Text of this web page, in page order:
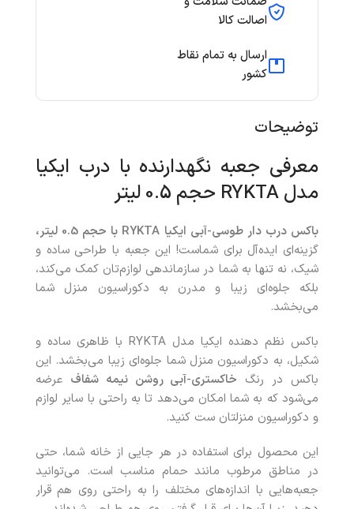
اصالت کالا
ارسال به تمام نقاط
کشور
توضیحات
معرفی جعبه نگهدارنده با درب ایکیا
مدل RYKTA حجم 0.5 لیتر
باکس درب‌ دار طوسی-آبی ایکیا RYKTA با حجم 0.5 لیتر،
گزینه‌ای ایده‌آل برای شماست! این جعبه با طراحی ساده و
شیک، نه تنها به شما در سازماندهی لوازم‌تان کمک می‌کند،
بلکه جلوه‌ای زیبا و مدرن به دکوراسیون منزل شما
می‌بخشد.
باکس نظم دهنده ایکیا مدل RYKTA با ظاهری ساده و
شکیل، به دکوراسیون منزل شما جلوه‌ای زیبا می‌بخشد. این
باکس در رنگ خاکستری-آبی روشن نیمه شفاف عرضه
می‌شود که به شما امکان می‌دهد تا به راحتی با سایر لوازم
و دکوراسیون منزلتان ست کنید.
این محصول برای استفاده در هر جایی از خانه شما، حتی
در مناطق مرطوب مانند حمام مناسب است. می‌توانید
جعبه‌هایی با اندازه‌های مختلف را به راحتی روی هم قرار